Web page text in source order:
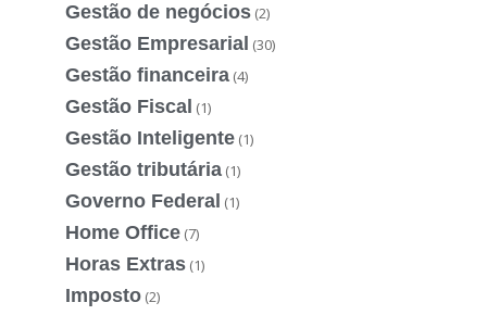
Gestão de negócios (2)
Gestão Empresarial (30)
Gestão financeira (4)
Gestão Fiscal (1)
Gestão Inteligente (1)
Gestão tributária (1)
Governo Federal (1)
Home Office (7)
Horas Extras (1)
Imposto (2)